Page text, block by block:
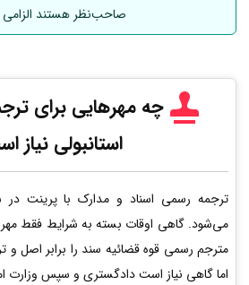
صاحب‌نظر هستند
چه مهرهایی برای
استانبولی نیاز
ترجمه رسمی اسناد و مدارک با پرینت
می‌شود. گاهی اوقات بسته به شرایط فقط
مترجم رسمی قوه قضائیه سند را برابر اصل و
اما گاهی نیاز است دادگستری و سپس وزارت